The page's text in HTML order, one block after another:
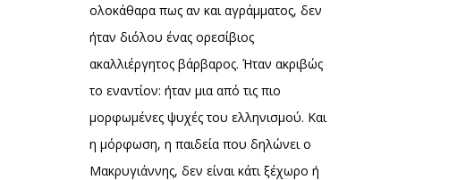
ολοκάθαρα πως αν και αγράμματος, δεν
ήταν διόλου ένας ορεσίβιος
ακαλλιέργητος βάρβαρος. Ήταν ακριβώς
το εναντίον: ήταν μια από τις πιο
μορφωμένες ψυχές του ελληνισμού. Και
η μόρφωση, η παιδεία που δηλώνει ο
Μακρυγιάννης, δεν είναι κάτι ξέχωρο ή